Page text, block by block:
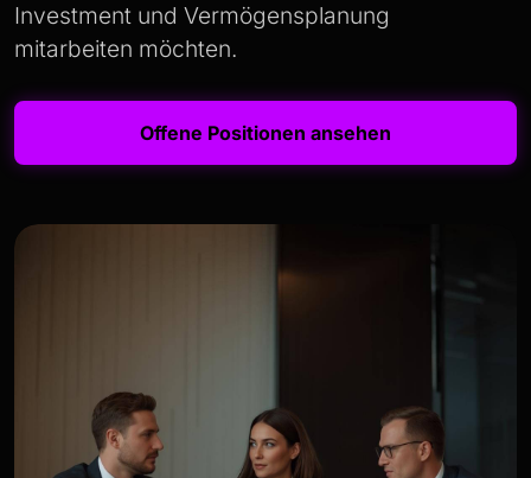
Investment und Vermögensplanung
mitarbeiten möchten.
Offene Positionen ansehen